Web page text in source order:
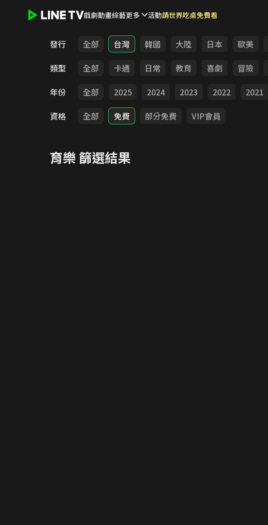
戲劇動畫綜藝更多 活動請世界吃桌免費看
發行 全部 台灣 韓國 大陸 日本 歐美
類型
全部 卡通 日常 教育 喜劇 冒險
年份
全部 2025 2024 2023 2022 2021
資格
全部 免費 部分免費 VIP會員
育樂 篩選結果